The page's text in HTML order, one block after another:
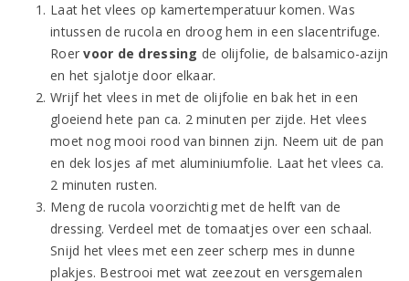
Laat het vlees op kamertemperatuur komen. Was
intussen de rucola en droog hem in een slacentrifuge.
Roervoor de dressing de olijfolie, de balsamico-azijn
en het sjalotje door elkaar.
Wrijf het vlees in met de olijfolie en bak het in een
gloeiend hete pan ca. 2 minuten per zijde. Het vlees
moet nog mooi rood van binnen zijn. Neem uit de pan
en dek losjes af met aluminiumfolie. Laat het vlees ca.
2 minuten rusten.
Meng de rucola voorzichtig met de helft van de
dressing. Verdeel met de tomaatjes over een schaal.
Snijd het vlees met een zeer scherp mes in dunne
plakjes. Bestrooi met wat zeezout en versgemalen